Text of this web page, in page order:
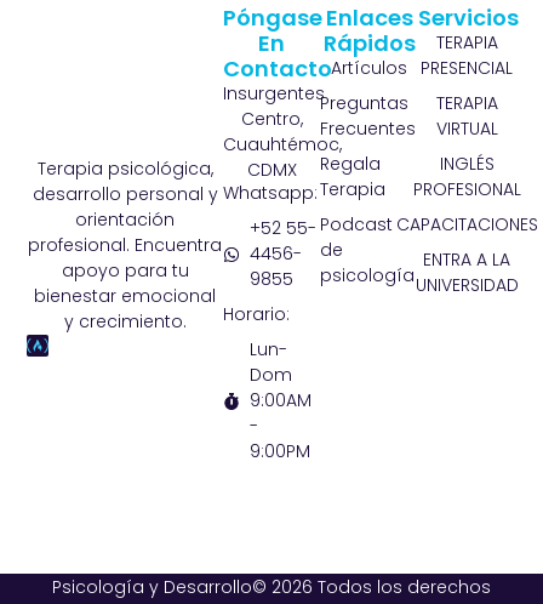
Terapia psicológica,
desarrollo personal y
orientación
profesional. Encuentra
apoyo para tu
bienestar emocional
y crecimiento.
Servicios
TERAPIA
PRESENCIAL
TERAPIA
VIRTUAL
INGLÉS
PROFESIONAL
CAPACITACIONES
ENTRA A LA
UNIVERSIDAD
Enlaces
Rápidos
Artículos
Preguntas
Frecuentes
Regala
Terapia
Podcast
de
psicología
Póngase
En
Contacto
Insurgentes
Centro,
Cuauhtémoc,
CDMX
Whatsapp:
+52 55-
4456-
9855
Horario:
Lun-
Dom
9:00AM
-
9:00PM
Psicología y Desarrollo© 2026 Todos los derechos